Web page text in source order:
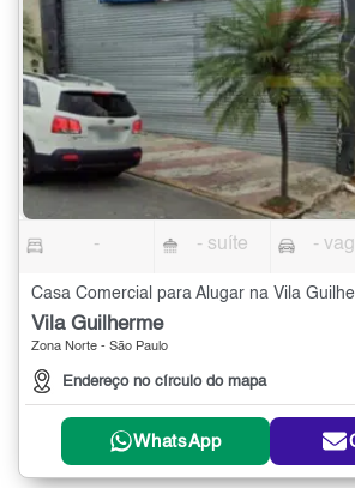
- - suíte -
Casa Comercial para Alugar na Vila
Vila Guilherme
Zona Norte - São Paulo
Endereço no círculo do mapa
WhatsApp